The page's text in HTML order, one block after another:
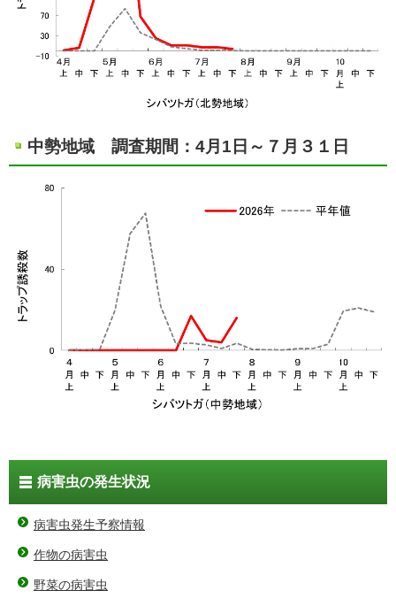
中勢地域 調査期間：4月1日～７月３１日
病害虫の発生状況
病害虫発生予察情報
作物の病害虫
野菜の病害虫